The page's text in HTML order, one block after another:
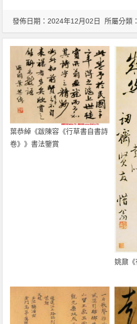
發佈日期：2024年12月02日 所屬分類
葉恭綽《跋陳容《行草書自書詩
卷》》書法鑒賞
姚鼐